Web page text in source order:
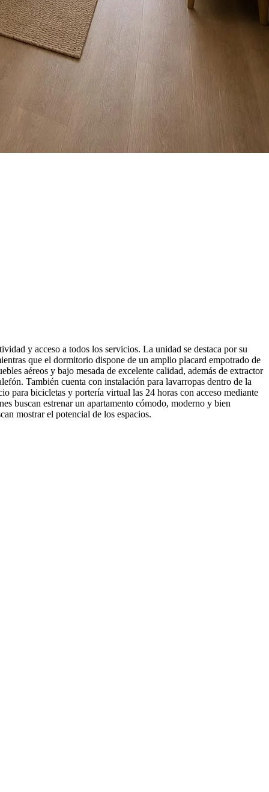
y acceso a todos los servicios. La unidad se destaca por su
que el dormitorio dispone de un amplio placard empotrado de
aéreos y bajo mesada de excelente calidad, además de extractor
También cuenta con instalación para lavarropas dentro de la
para bicicletas y portería virtual las 24 horas con acceso mediante
buscan estrenar un apartamento cómodo, moderno y bien
mostrar el potencial de los espacios.